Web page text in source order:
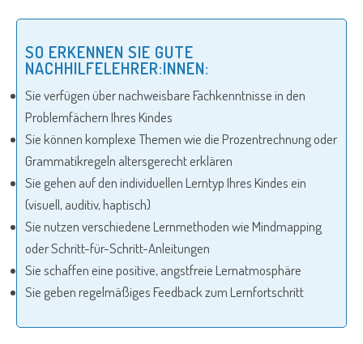
SO ERKENNEN SIE GUTE
NACHHILFELEHRER:INNEN:
Sie verfügen über nachweisbare Fachkenntnisse in den
Problemfächern Ihres Kindes
Sie können komplexe Themen wie die Prozentrechnung oder
Grammatikregeln altersgerecht erklären
Sie gehen auf den individuellen Lerntyp Ihres Kindes ein
(visuell, auditiv, haptisch)
Sie nutzen verschiedene Lernmethoden wie Mindmapping
oder Schritt-für-Schritt-Anleitungen
Sie schaffen eine positive, angstfreie Lernatmosphäre
Sie geben regelmäßiges Feedback zum Lernfortschritt